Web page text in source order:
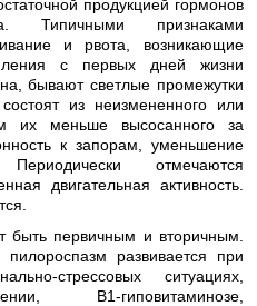
продукцией гормонов
Типичными признаками
и рвота, возникающие
с первых дней жизни
бывают светлые промежутки
из неизмененного или
их меньше высосанного за
к запорам, уменьшение
отмечаются
двигательная активность.
быть первичным и вторичным.
развивается при
стрессовых ситуациях,
В1-гиповитаминозе,